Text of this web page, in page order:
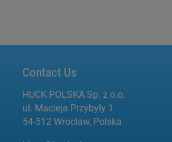
Contact Us
HUCK POLSKA Sp. z o.o.
ul. Macieja Przybyły 1
54-512 Wrocław, Polska